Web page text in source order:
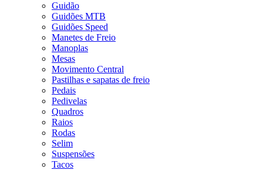
Guidão
Guidões MTB
Guidões Speed
Manetes de Freio
Manoplas
Mesas
Movimento Central
Pastilhas e sapatas de freio
Pedais
Pedivelas
Quadros
Raios
Rodas
Selim
Suspensões
Tacos